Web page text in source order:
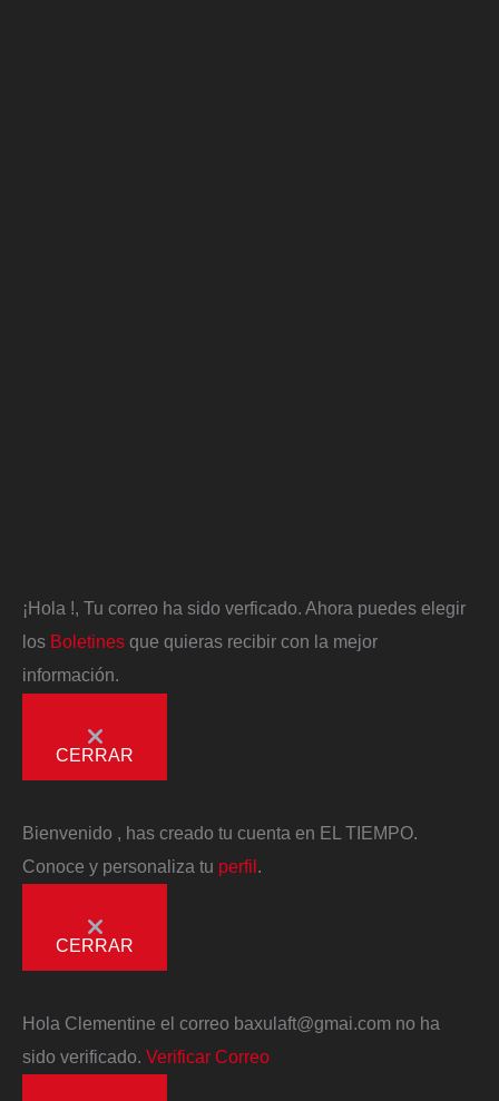
¡Hola !, Tu correo ha sido verficado. Ahora puedes elegir
los Boletines que quieras recibir con la mejor
información.
CERRAR
Bienvenido
, has creado tu cuenta en EL TIEMPO.
Conoce y personaliza tu perfil
CERRAR
Hola Clementine el correo baxulaft@gmai.com no ha
sido verificado. Verificar Correo